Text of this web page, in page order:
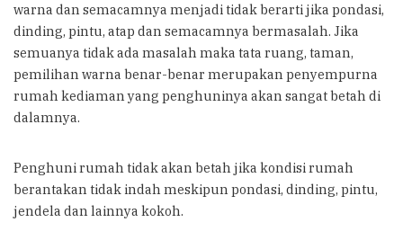
warna dan semacamnya menjadi tidak berarti jika pondasi,
dinding, pintu, atap dan semacamnya bermasalah. Jika
semuanya tidak ada masalah maka tata ruang, taman,
pemilihan warna benar-benar merupakan penyempurna
rumah kediaman yang penghuninya akan sangat betah di
dalamnya.
Penghuni rumah tidak akan betah jika kondisi rumah
berantakan tidak indah meskipun pondasi, dinding, pintu,
jendela dan lainnya kokoh.